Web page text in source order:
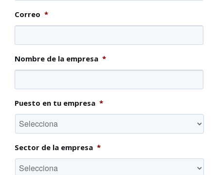
Correo *
Nombre de la empresa *
Puesto en tu empresa *
Sector de la empresa *